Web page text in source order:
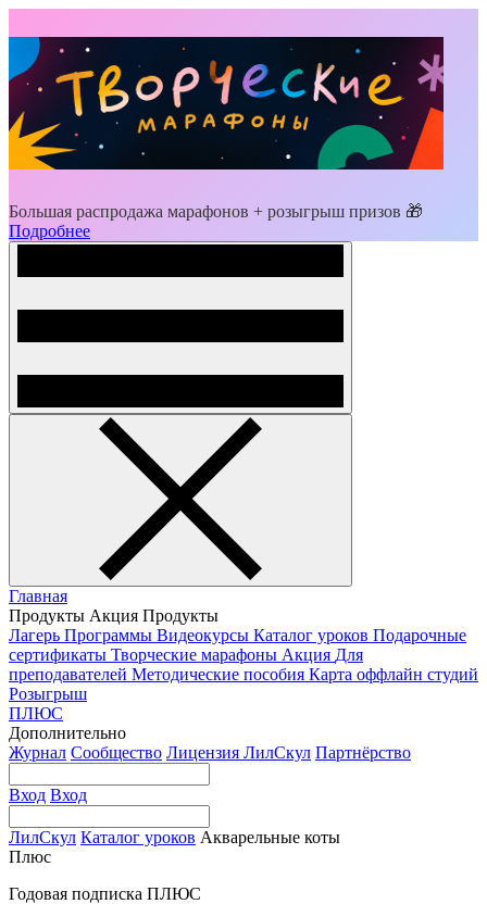
Большая распродажа марафонов + розыгрыш призов 🎁
Подробнее
Главная
Продукты Акция Продукты
Лагерь Программы Видеокурсы Каталог уроков Подарочные
сертификаты Творческие марафоны Акция Для
преподавателей Методические пособия Карта оффлайн студий
Розыгрыш
ПЛЮС
Дополнительно
Журнал Сообщество Лицензия ЛилСкул Партнёрство
Вход Вход
ЛилСкул Каталог уроков Акварельные коты
Плюс
Годовая подписка ПЛЮС